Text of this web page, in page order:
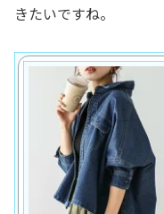
きたいですね。